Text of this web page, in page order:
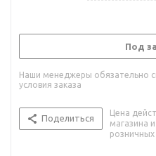
Под
Наши менеджеры обязательно
условия заказа
Поделиться
Цена
магазина
розничных